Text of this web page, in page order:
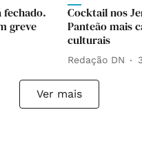
fechado.
greve
Cocktail nos
Panteão mais
culturais
Redação DN
Ver mais